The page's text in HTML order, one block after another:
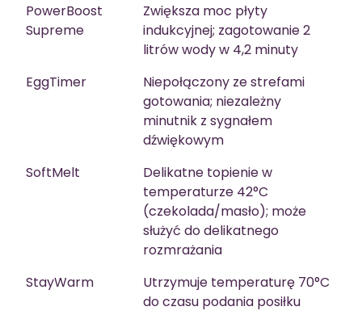
PowerBoost
Supreme
Zwiększa moc płyty
indukcyjnej; zagotowanie 2
litrów wody w 4,2 minuty
EggTimer
Niepołączony ze strefami
gotowania; niezależny
minutnik z sygnałem
dźwiękowym
SoftMelt
Delikatne topienie w
temperaturze 42°C
(czekolada/masło); może
służyć do delikatnego
rozmrażania
StayWarm
Utrzymuje temperaturę 70°C
do czasu podania posiłku